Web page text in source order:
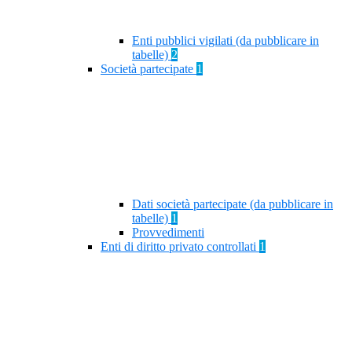
Enti pubblici vigilati (da pubblicare in
tabelle) 2
Società partecipate 1
Dati società partecipate (da pubblicare in
tabelle) 1
Provvedimenti
Enti di diritto privato controllati 1